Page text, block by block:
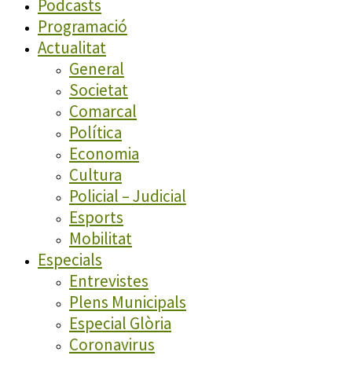
Podcasts
Programació
Actualitat
General
Societat
Comarcal
Política
Economia
Cultura
Policial – Judicial
Esports
Mobilitat
Especials
Entrevistes
Plens Municipals
Especial Glòria
Coronavirus